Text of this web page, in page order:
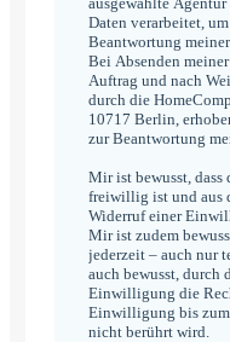
Daten verarbeitet,
Beantwortung
Bei Absenden
Auftrag und nach
durch die
10717 Berlin,
zur Beantwortung
Mir ist bewusst,
freiwillig ist und aus
Widerruf einer
Mir ist zudem
jederzeit – auch nur
auch bewusst, durch
Einwilligung die
Einwilligung bis
nicht berührt wird.